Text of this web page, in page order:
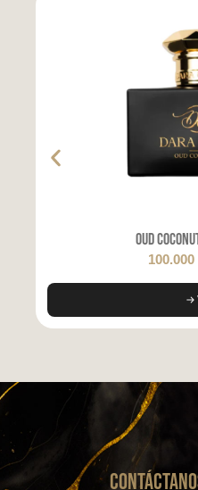
Oud
100.000